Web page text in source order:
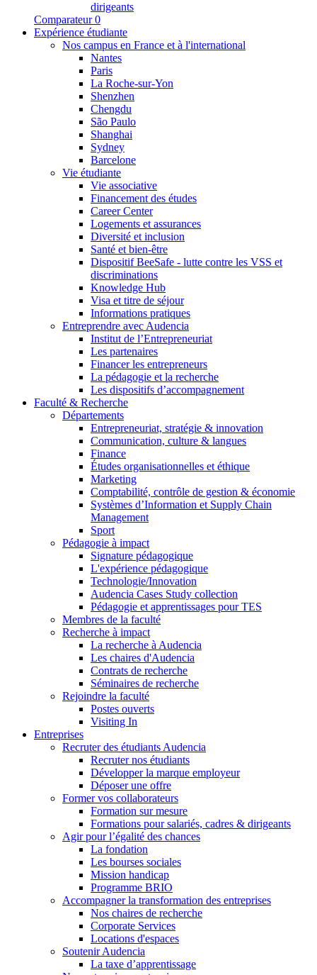
dirigeants
Comparateur 0
Expérience étudiante
Nos campus en France et à l'international
Nantes
Paris
La Roche-sur-Yon
Shenzhen
Chengdu
São Paulo
Shanghai
Sydney
Barcelone
Vie étudiante
Vie associative
Financement des études
Career Center
Logements et assurances
Diversité et inclusion
Santé et bien-être
Dispositif BeeSafe - lutte contre les VSS et
discriminations
Knowledge Hub
Visa et titre de séjour
Informations pratiques
Entreprendre avec Audencia
Institut de l’Entrepreneuriat
Les partenaires
Financer les entrepreneurs
La pédagogie et la recherche
Les dispositifs d’accompagnement
Faculté & Recherche
Départements
Entrepreneuriat, stratégie & innovation
Communication, culture & langues
Finance
Études organisationnelles et éthique
Marketing
Comptabilité, contrôle de gestion & économie
Systèmes d’Information et Supply Chain
Management
Sport
Pédagogie à impact
Signature pédagogique
L'expérience pédagogique
Technologie/Innovation
Audencia Cases Study collection
Pédagogie et apprentissages pour TES
Membres de la faculté
Recherche à impact
La recherche à Audencia
Les chaires d'Audencia
Contrats de recherche
Séminaires de recherche
Rejoindre la faculté
Postes ouverts
Visiting In
Entreprises
Recruter des étudiants Audencia
Recruter nos étudiants
Développer la marque employeur
Déposer une offre
Former vos collaborateurs
Formation sur mesure
Formations pour salariés, cadres & dirigeants
Agir pour l’égalité des chances
La fondation
Les bourses sociales
Mission handicap
Programme BRIO
Accompagner la transformation des entreprises
Nos chaires de recherche
Corporate Services
Locations d'espaces
Soutenir Audencia
La taxe d’apprentissage